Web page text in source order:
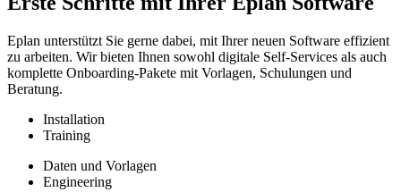
Eplan unterstützt Sie gerne dabei, mit Ihrer neuen Software effizient
zu arbeiten. Wir bieten Ihnen sowohl digitale Self-Services als auch
komplette Onboarding-Pakete mit Vorlagen, Schulungen und
Beratung.
Installation
Training
Daten und Vorlagen
Engineering